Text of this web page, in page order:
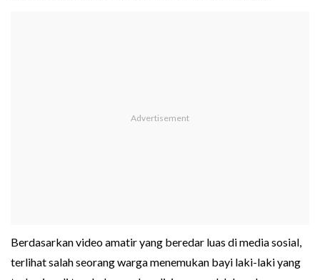
Berdasarkan video amatir yang beredar luas di media sosial,
terlihat salah seorang warga menemukan bayi laki-laki yang